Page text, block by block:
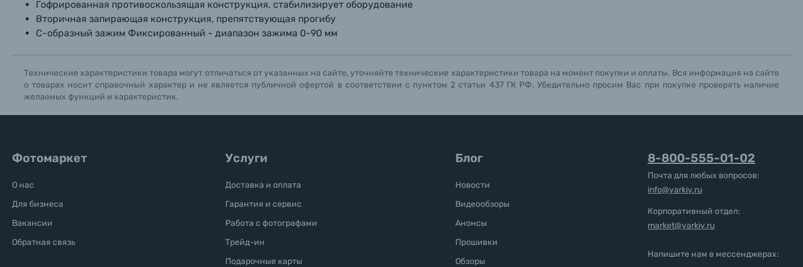
Книги о фотографии, альбомы известных фотографов
Солнцезащитные очки
Б/У фототехника (Комиссионные товары)
Гофрированная противоскользящая конструкция, стабилизирует оборудование
Вторичная запирающая конструкция, препятствующая прогибу
C-образный зажим Фиксированный - диапазон зажима 0-90 мм
Технические характеристики товара могут отличаться от указанных на сайте, уточняйте технические характеристики товара на момент покупки и оплаты. Вся информация на сайте
о товарах носит справочный характер и не является публичной офертой в соответствии с пунктом 2 статьи 437 ГК РФ. Убедительно просим Вас при покупке проверять наличие
желаемых функций и характеристик.
Фотомаркет
О нас
Для бизнеса
Вакансии
Обратная связь
Услуги
Доставка и оплата
Гарантия и сервис
Работа с фотографами
Трейд-ин
Подарочные карты
Блог
Новости
Видеообзоры
Анонсы
Прошивки
Обзоры
8-800-555-01-02
Почта для любых вопросов:
info@yarkiy.ru
Корпоративный отдел:
market@yarkiy.ru
Напишите нам в мессенджерах: